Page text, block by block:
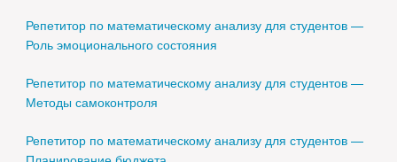
Репетитор по математическому анализу для студентов —
Роль эмоционального состояния
Репетитор по математическому анализу для студентов —
Методы самоконтроля
Репетитор по математическому анализу для студентов —